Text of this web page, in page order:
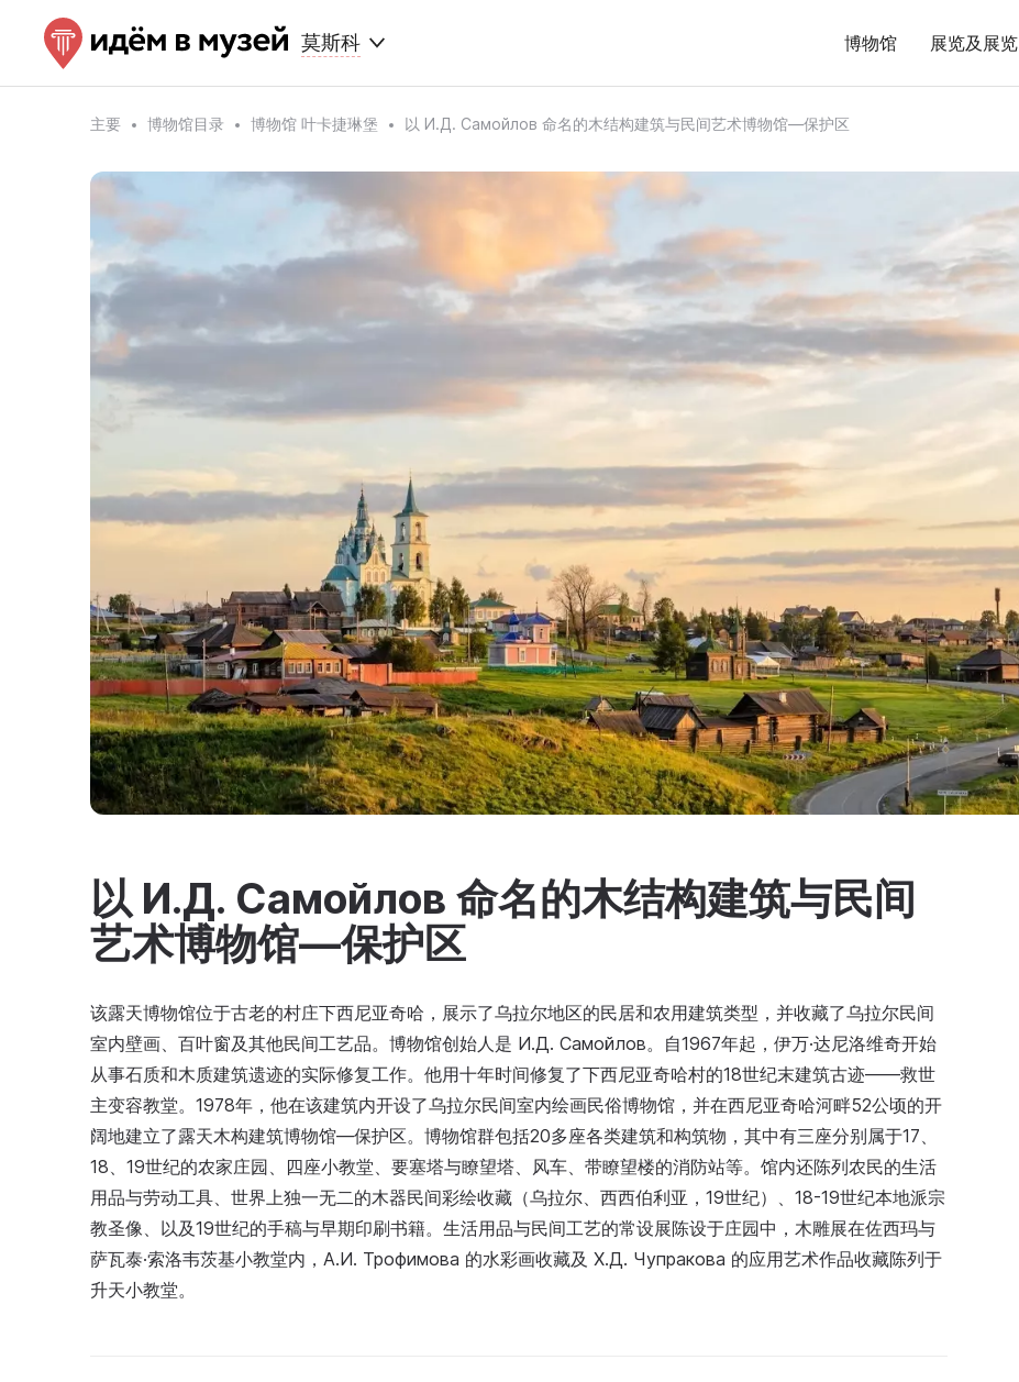
莫斯科 博物馆 展览及展览
主要 博物馆目录 博物馆 叶卡捷琳堡 以 И.Д. Самойлов 命名的木结构建筑与民间艺术博物馆—保护区
以 И.Д. Самойлов 命名的木结构建筑与民间
艺术博物馆—保护区
该露天博物馆位于古老的村庄下西尼亚奇哈，展示了乌拉尔地区的民居和农用建筑类型，并收藏了乌拉尔民间
室内壁画、百叶窗及其他民间工艺品。博物馆创始人是 И.Д. Самойлов。自1967年起，伊万·达尼洛维奇开始
从事石质和木质建筑遗迹的实际修复工作。他用十年时间修复了下西尼亚奇哈村的18世纪末建筑古迹——救世
主变容教堂。1978年，他在该建筑内开设了乌拉尔民间室内绘画民俗博物馆，并在西尼亚奇哈河畔52公顷的开
阔地建立了露天木构建筑博物馆—保护区。博物馆群包括20多座各类建筑和构筑物，其中有三座分别属于17、
18、19世纪的农家庄园、四座小教堂、要塞塔与瞭望塔、风车、带瞭望楼的消防站等。馆内还陈列农民的生活
用品与劳动工具、世界上独一无二的木器民间彩绘收藏（乌拉尔、西西伯利亚，19世纪）、18-19世纪本地派宗
教圣像、以及19世纪的手稿与早期印刷书籍。生活用品与民间工艺的常设展陈设于庄园中，木雕展在佐西玛与
萨瓦泰·索洛韦茨基小教堂内，A.И. Трофимова 的水彩画收藏及 Х.Д. Чупракова 的应用艺术作品收藏陈列于
升天小教堂。